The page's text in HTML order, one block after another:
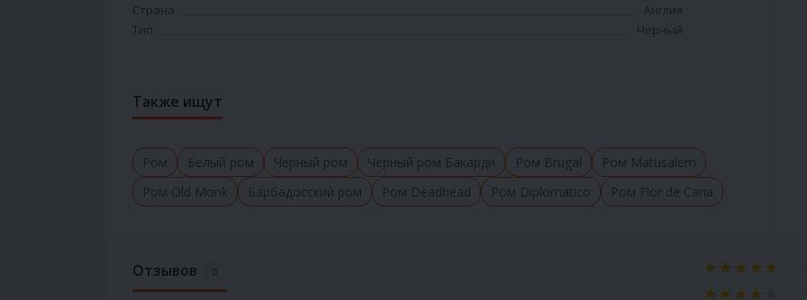
Страна
Англия
Тип
Черный
Также ищут
Ром Белый ром Черный ром Черный ром Бакарди Ром Brugal
Ром Matusalem
Ром Old Monk
Барбадосский ром Ром Deadhead Ром Diplomatico Ром Flor de Cana
Отзывов